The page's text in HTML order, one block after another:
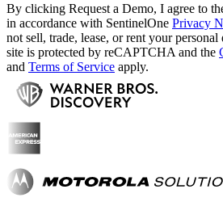
By clicking Request a Demo, I agree to
in accordance with SentinelOne Privacy
not sell, trade, lease, or rent your
site is protected by reCAPTCHA and the
and Terms of Service apply.